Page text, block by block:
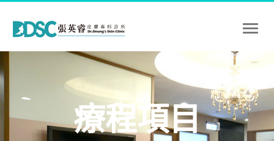
Toggle
療程項目